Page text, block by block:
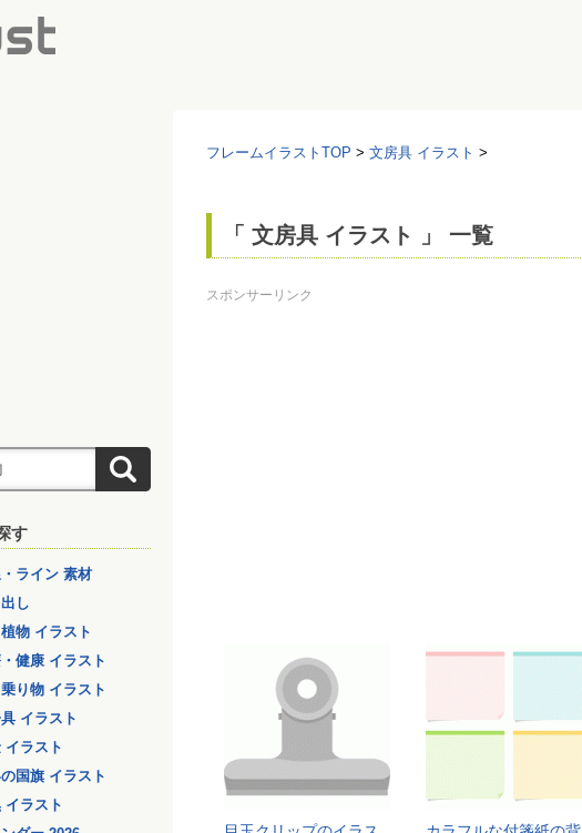
フレームイラストTOP > 文房具 イラスト >
「 文房具 イラスト 」 一覧
スポンサーリンク
す
ライン 素材
し
物 イラスト
健康 イラスト
り物 イラスト
イラスト
イラスト
国旗 イラスト
イラスト